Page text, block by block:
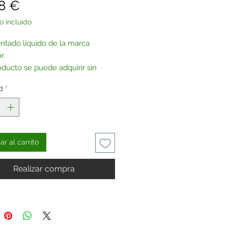
€
incluido
líquido de la marca
se puede adquirir sin
*
al carrito
Realizar compra